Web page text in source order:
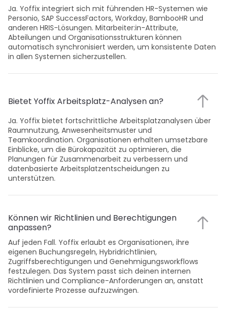
Ja. Yoffix integriert sich mit führenden HR-Systemen wie
Personio, SAP SuccessFactors, Workday, BambooHR und
anderen HRIS-Lösungen. Mitarbeiter:in-Attribute,
Abteilungen und Organisationsstrukturen können
automatisch synchronisiert werden, um konsistente Daten
in allen Systemen sicherzustellen.
Bietet Yoffix Arbeitsplatz-Analysen an?
Ja. Yoffix bietet fortschrittliche Arbeitsplatzanalysen über
Raumnutzung, Anwesenheitsmuster und
Teamkoordination. Organisationen erhalten umsetzbare
Einblicke, um die Bürokapazität zu optimieren, die
Planungen für Zusammenarbeit zu verbessern und
datenbasierte Arbeitsplatzentscheidungen zu
unterstützen.
Können wir Richtlinien und Berechtigungen
anpassen?
Auf jeden Fall. Yoffix erlaubt es Organisationen, ihre
eigenen Buchungsregeln, Hybridrichtlinien,
Zugriffsberechtigungen und Genehmigungsworkflows
festzulegen. Das System passt sich deinen internen
Richtlinien und Compliance-Anforderungen an, anstatt
vordefinierte Prozesse aufzuzwingen.